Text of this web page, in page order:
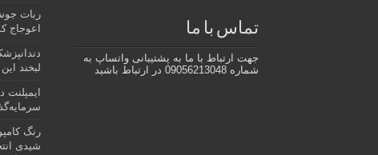
تماس با ما
جهت ارتباط با ما به پشتیبانی واتساپ به
شماره 09056213048 در ارتباط باشید
ربات
اعوجاج
لبخند
رنگ
شیدی